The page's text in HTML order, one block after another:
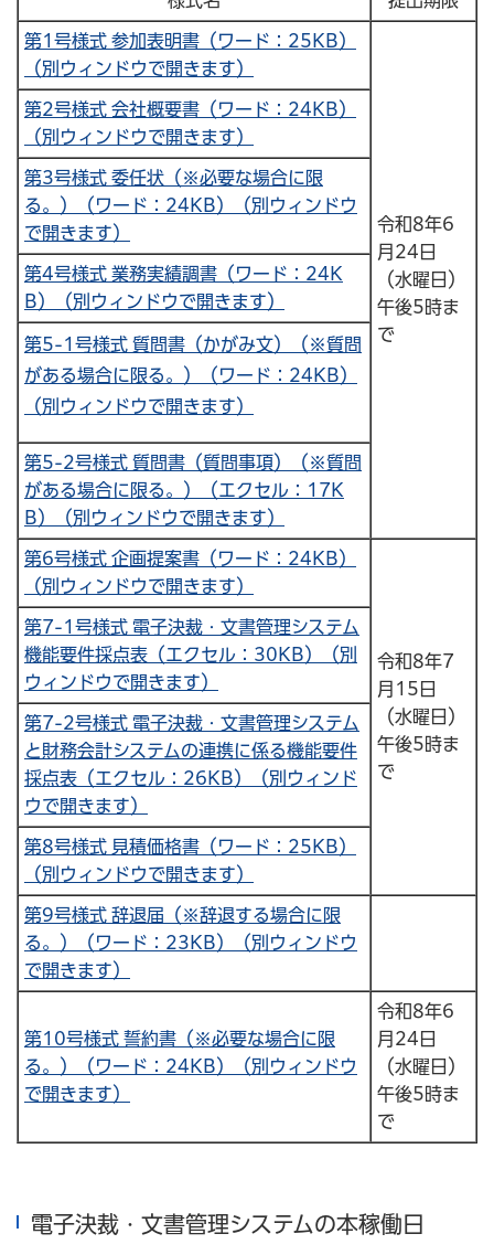
第1号様式 参加表明書（ワード：25KB）
（別ウィンドウで開きます）
令和8年6
月24日
（水曜日）
午後5時ま
で
第2号様式 会社概要書（ワード：24KB）
（別ウィンドウで開きます）
第3号様式 委任状（※必要な場合に限
る。）（ワード：24KB）（別ウィンドウ
で開きます）
第4号様式 業務実績調書（ワード：24K
B）（別ウィンドウで開きます）
第5-1号様式 質問書（かがみ文）（※質問
がある場合に限る。）（ワード：24KB）
（別ウィンドウで開きます）
第5-2号様式 質問書（質問事項）（※質問
がある場合に限る。）（エクセル：17K
B）（別ウィンドウで開きます）
第6号様式 企画提案書（ワード：24KB）
（別ウィンドウで開きます）
令和8年7
月15日
（水曜日）
午後5時ま
で
第7-1号様式 電子決裁・文書管理システム
機能要件採点表（エクセル：30KB）（別
ウィンドウで開きます）
第7-2号様式 電子決裁・文書管理システム
と財務会計システムの連携に係る機能要件
採点表（エクセル：26KB）（別ウィンド
ウで開きます）
第8号様式 見積価格書（ワード：25KB）
（別ウィンドウで開きます）
第9号様式 辞退届（※辞退する場合に限
る。）（ワード：23KB）（別ウィンドウ
で開きます）
第10号様式 誓約書（※必要な場合に限
る。）（ワード：24KB）（別ウィンドウ
で開きます）
令和8年6
月24日
（水曜日）
午後5時ま
で
電子決裁・文書管理システムの本稼働日